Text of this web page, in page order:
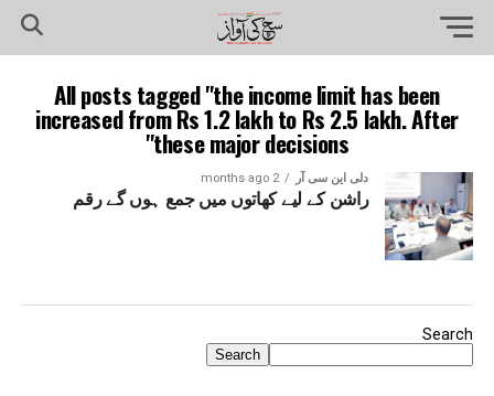
All posts tagged "the income limit has been
increased from Rs 1.2 lakh to Rs 2.5 lakh. After
these major decisions"
دلی این سی آر 2 months ago
راشن کے لیے کھاتوں میں جمع ہوں گے رقم
Search
Search